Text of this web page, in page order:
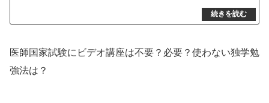
医師国家試験にビデオ講座は不要？必要？使わない独学勉
強法は？